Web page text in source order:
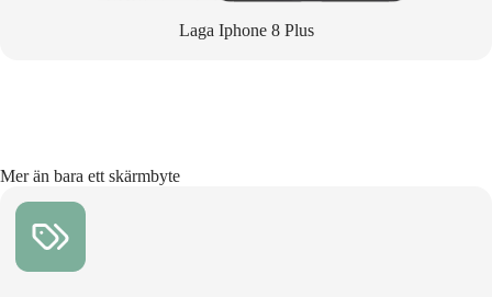
Laga Iphone 8 Plus
Mer än bara ett skärmbyte